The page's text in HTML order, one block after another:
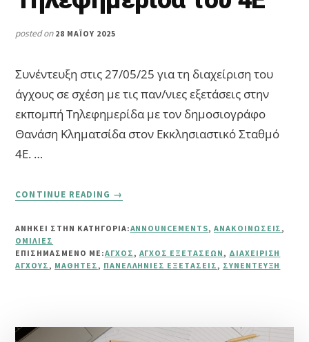
posted on 28 ΜΑΪ́ΟΥ 2025
Συνέντευξη στις 27/05/25 για τη διαχείριση του
άγχους σε σχέση με τις παν/νιες εξετάσεις στην
εκπομπή Τηλεφημερίδα με τον δημοσιογράφο
Θανάση Κληματσίδα στον Εκκλησιαστικό Σταθμό
4Ε. …
CONTINUE READING
ABOUT
ΤΗΛΕΟΠΤΙΚΉ
ΕΚΠΟΜΠΉ
ΤΗΛΕΦΗΜΕΡΊΔΑ
→
ΑΝΗΚΕΙ ΣΤΗΝ ΚΑΤΗΓΟΡΙΑ:ANNOUNCEMENTS, ΑΝΑΚΟΙΝΏΣΕΙΣ,
ΟΜΙΛΊΕΣ
ΕΠΙΣΗΜΑΣΜΈΝΟ ΜΕ:ΆΓΧΟΣ, ΆΓΧΟΣ ΕΞΕΤΆΣΕΩΝ, ΔΙΑΧΕΊΡΙΣΗ
ΆΓΧΟΥΣ, ΜΑΘΗΤΈΣ, ΠΑΝΕΛΛΉΝΙΕΣ ΕΞΕΤΆΣΕΙΣ, ΣΥΝΈΝΤΕΥΞΗ